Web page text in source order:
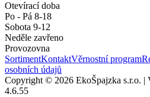
Otevírací doba
Po - Pá 8-18
Sobota 9-12
Neděle zavřeno
Provozovna
SortimentKontaktVěrnostní program
osobních údajů
Copyright © 2026 EkoŠpajzka s.r.o. |
4.6.55